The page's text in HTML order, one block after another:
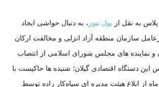
به نقل از پول نیوز ، به دنبال حواشی ایجاد
سازمان منطقه آزاد انزلی و مخالفت ارکان
و نماینده های مجلس شورای اسلامی از انتصاب
این دستگاه اقتصادی گیلان؛ شنیده ها حاکیست با
از ابلاغ هیئت مدیره ای سیاه‌کار زاده توسط